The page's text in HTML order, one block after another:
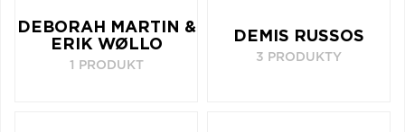
DEBORAH MARTIN &
ERIK WØLLO
1 PRODUKT
DEMIS RUSSOS
3 PRODUKTY